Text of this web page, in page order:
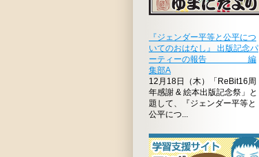
『ジェンダー平等と公平につ
いてのおはなし』 出版記念パ
ーティーの報告 編
集部A
12月18日（木）「ReBit16周
年感謝 & 絵本出版記念祭」と
題して、『ジェンダー平等と
公平につ...